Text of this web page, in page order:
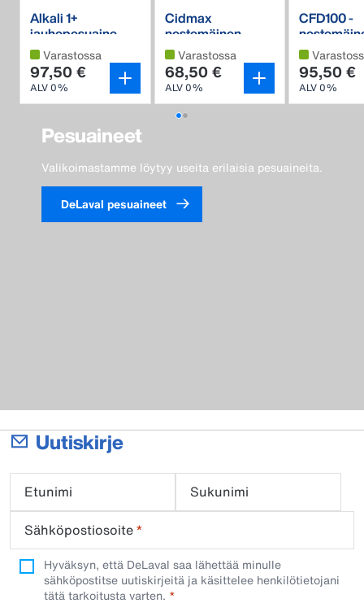
Pesuaineet
Valikoimastamme löytyy useita erilaisia ​​pesuaineita.
DeLaval pesuaineet
Alkali 1+
jauhepesuaine
Varastossa
97,50 €
ALV 0%
Cidmax
nestemäinen
hapanpesuaine
Varastossa
68,50 €
ALV 0%
CFD100 -
klooriton
95,50 €
ALV 0%
Uutiskirje
Etunimi
Sukunimi
Sähköpostiosoite*
Hyväksyn, että DeLaval saa lähettää minulle
sähköpostitse uutiskirjeitä ja käsittelee henkilötietojani
tätä tarkoitusta varten.